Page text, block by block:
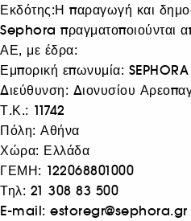
Εκδότης:Η παραγωγή και
Sephora πραγματοποιούνται
ΑΕ, με έδρα:
Εμπορική επωνυμία:
Διεύθυνση: Διονυσίου
Τ.Κ.: 11742
Πόλη: Αθήνα
Χώρα: Ελλάδα
ΓΕΜΗ: 122068801000
Τηλ: 21 308 83 500
E-mail: estoregr@sephora.gr